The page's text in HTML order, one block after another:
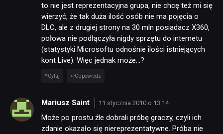
to nie jest reprezentacyjna grupa, nie chcę też mi się
wierzyć, że tak duża ilość osób nie ma pojęcia o
DLC, ale z drugiej strony na 30 mln posiadacz X360,
połowa nie podłączyła nigdy sprzętu do internetu
(statystyki Microsoftu odnośnie ilości istniejących
kont Live). Więc jednak może…?
Cytuj Odpowiedz
Mariusz Saint 11 stycznia 2010 o 13:14
Może po prostu źle dobrali próbę graczy, czyli ich
zdanie okazało się niereprezentatywne. Próba nie